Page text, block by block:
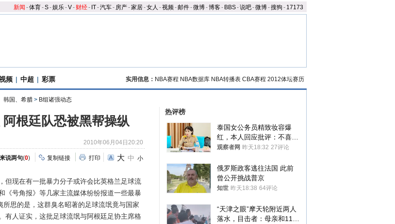
新闻 -体育-S-娱乐-V- 财经- IT-汽车- 房产-家居-女人 -视频-邮件-微博-博客- BBS-说吧-微博-搜狗 - 17173
频 | 中超 | 彩票 实用信息： NBA赛程 NBA数据库 NBA转播表 CBA赛程 2012体坛赛历
韩国、希腊 > B组诸强动态
根廷队恐被黑帮操纵
2010年06月04日20:20
说两句(0) 复制链接 打印 大 中 小
现在有一批暴力分子或许会比英格兰足球流
《号角报》等几家主流媒体纷纷报道一些最暴
所思的是，这群臭名昭著的足球流氓竟与国家
有人证实，这批足球流氓与阿根廷足协主席格
热评榜
泰国女公务员精致妆容爆
红，本人回应批评：不喜欢
就别看
观察者网 昨天18:32 27评论
俄罗斯政客逃往法国 此前
曾公开挑战普京
知世 昨天18:38 64评论
“天津之眼”摩天轮附近两人
落水，目击者：母亲和11岁